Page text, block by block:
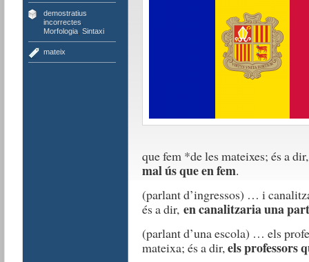
demostratius
incorrectes
Morfologia, Sintaxi
mateix
que fem *de les mateixes; és a
mal ús que en fem.
(parlant d’ingressos) … i
és a dir, en canalitzaria una
(parlant d’una escola) … els
mateixa; és a dir,els professors